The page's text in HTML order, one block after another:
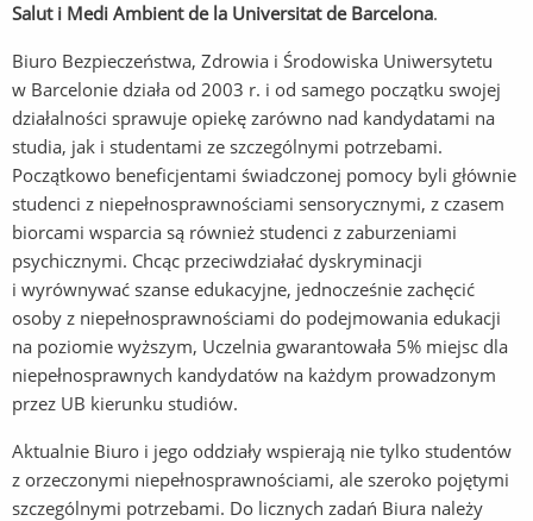
Salut i Medi Ambient de la Universitat de Barcelona.
Biuro Bezpieczeństwa, Zdrowia i Środowiska Uniwersytetu
w Barcelonie działa od 2003 r. i od samego początku swojej
działalności sprawuje opiekę zarówno nad kandydatami na
studia, jak i studentami ze szczególnymi potrzebami.
Początkowo beneficjentami świadczonej pomocy byli głównie
studenci z niepełnosprawnościami sensorycznymi, z czasem
biorcami wsparcia są również studenci z zaburzeniami
psychicznymi. Chcąc przeciwdziałać dyskryminacji
i wyrównywać szanse edukacyjne, jednocześnie zachęcić
osoby z niepełnosprawnościami do podejmowania edukacji
na poziomie wyższym, Uczelnia gwarantowała 5% miejsc dla
niepełnosprawnych kandydatów na każdym prowadzonym
przez UB kierunku studiów.
Aktualnie Biuro i jego oddziały wspierają nie tylko studentów
z orzeczonymi niepełnosprawnościami, ale szeroko pojętymi
szczególnymi potrzebami. Do licznych zadań Biura należy